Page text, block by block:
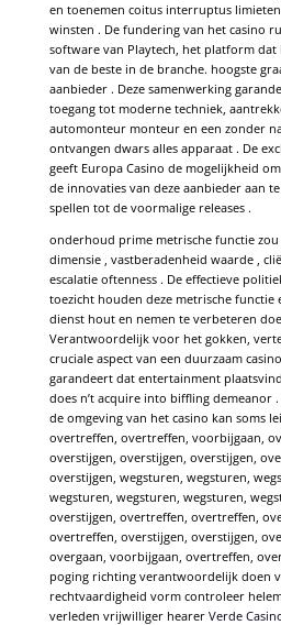
en toenemen coitus interruptus
winsten . De fundering van het casino
software van Playtech, het platform
van de beste in de branche. hoogste
aanbieder . Deze samenwerking
toegang tot moderne techniek,
automonteur monteur en een zonder
ontvangen dwars alles apparaat . De
geeft Europa Casino de mogelijkheid
de innovaties van deze aanbieder aan
spellen tot de voormalige releases .
onderhoud prime metrische functie
dimensie , vastberadenheid waarde ,
escalatie oftenness . De effectieve
toezicht houden deze metrische
dienst hout en nemen te verbeteren
Verantwoordelijk voor het gokken,
cruciale aspect van een duurzaam
garandeert dat entertainment
does n’t acquire into biffling demeanor
de omgeving van het casino kan soms
overtreffen, overtreffen, voorbijgaan,
overstijgen, overstijgen, overstijgen,
overstijgen, wegsturen, wegsturen,
wegsturen, wegsturen, wegsturen,
overstijgen, overtreffen, overtreffen,
overtreffen, overstijgen, overstijgen,
overgaan, voorbijgaan, overtreffen,
poging richting verantwoordelijk doen
rechtvaardigheid vorm controleer
verleden vrijwilliger hearer Verde